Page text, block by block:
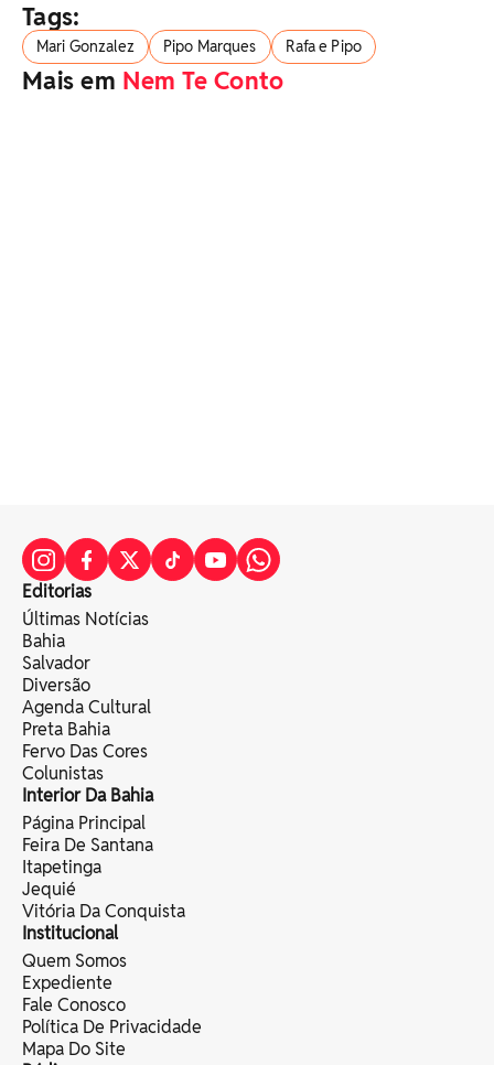
Tags:
Mari Gonzalez Pipo Marques Rafa e Pipo
Mais em Nem Te Conto
Editorias
Últimas Notícias
Bahia
Salvador
Diversão
Agenda Cultural
Preta Bahia
Fervo Das Cores
Colunistas
Interior Da Bahia
Página Principal
Feira De Santana
Itapetinga
Jequié
Vitória Da Conquista
Institucional
Quem Somos
Expediente
Fale Conosco
Política De Privacidade
Mapa Do Site